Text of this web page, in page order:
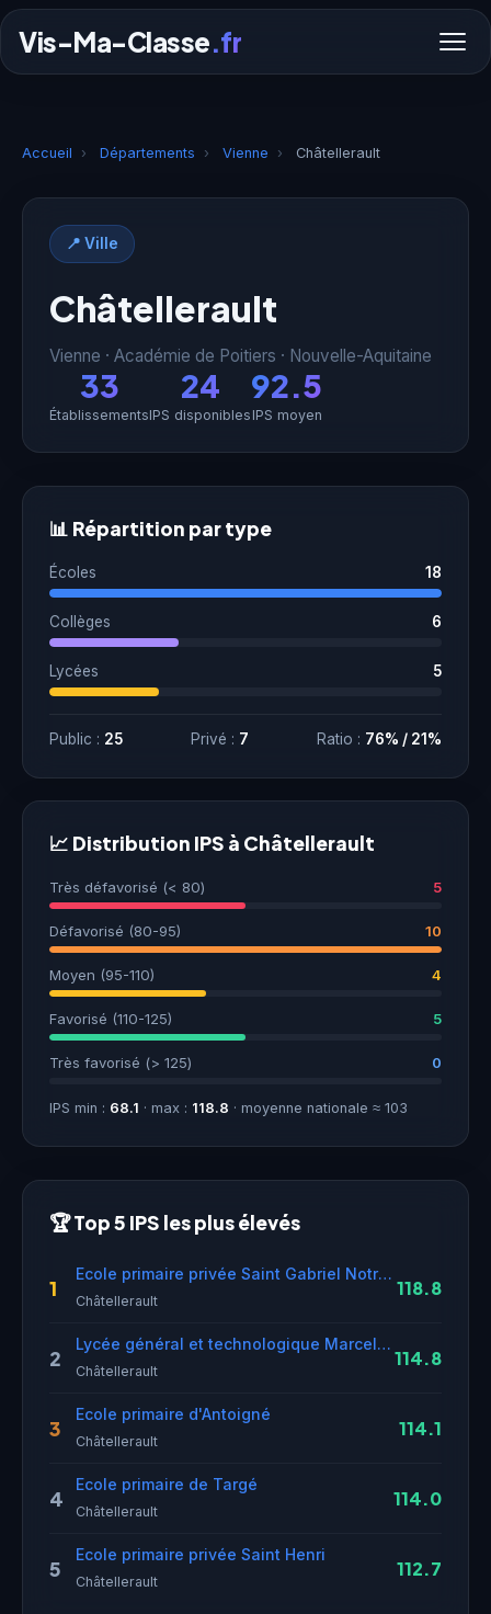
Vis-Ma-Classe.fr
Accueil › Départements › Vienne › Châtellerault
📍 Ville
Châtellerault
Vienne · Académie de Poitiers · Nouvelle-Aquitaine
33
Établissements
24
IPS disponibles
92.5
IPS moyen
📊 Répartition par type
Écoles 18
Collèges 6
Lycées 5
Public : 25 Privé : 7 Ratio : 76% / 21%
📈 Distribution IPS à Châtellerault
Très défavorisé (< 80) 5
Défavorisé (80-95) 10
Moyen (95-110) 4
Favorisé (110-125) 5
Très favorisé (> 125) 0
IPS min : 68.1 · max : 118.8 · moyenne nationale ≈ 103
🏆 Top 5 IPS les plus élevés
1
Ecole primaire privée Saint Gabriel Notre-Dame
Châtellerault
118.8
2
Lycée général et technologique Marcelin Berthelot
Châtellerault
114.8
3
Ecole primaire d'Antoigné
Châtellerault
114.1
4
Ecole primaire de Targé
Châtellerault
114.0
5
Ecole primaire privée Saint Henri
Châtellerault
112.7